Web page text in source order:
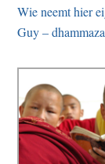
Wie neemt hier
Guy –